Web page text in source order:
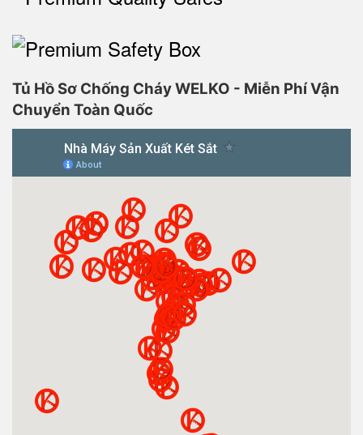
Tủ Hồ Sơ Chống Cháy WELKO - Miễn Phí Vận
Chuyển Toàn Quốc